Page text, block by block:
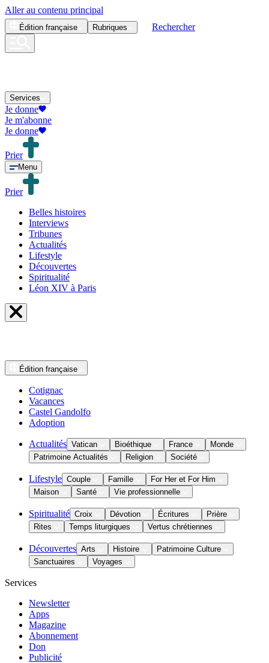
Aller au contenu principal
Édition française Rubriques Rechercher
Services
Je donne
Je m'abonne
Je donne
Prier
Menu
Prier
Belles histoires
Interviews
Tribunes
Actualités
Lifestyle
Découvertes
Spiritualité
Léon XIV à Paris
Édition française
Cotignac
Vacances
Castel Gandolfo
Adoption
Actualités Vatican Bioéthique France
Monde
Patrimoine Actualités
Religion Société
Lifestyle Couple Famille
For Her et For Him
Maison
Santé Vie professionnelle
Spiritualité Croix Dévotion Écritures
Prière
Rites
Temps liturgiques Vertus chrétiennes
Découvertes Arts Histoire
Patrimoine Culture
Sanctuaires
Voyages
Services
Newsletter
Apps
Magazine
Abonnement
Don
Publicité